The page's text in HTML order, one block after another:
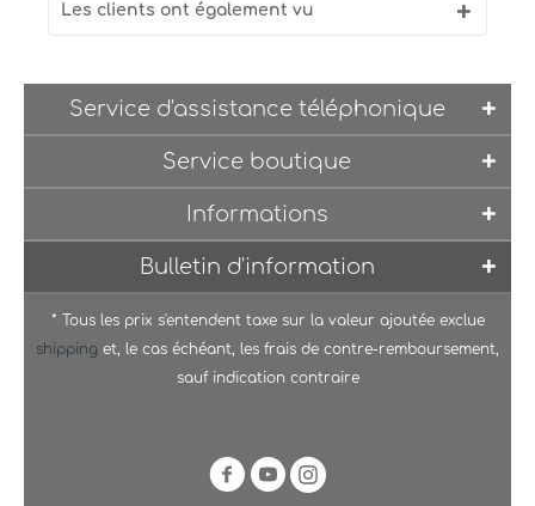
Les clients ont également vu
Service d'assistance téléphonique
Service boutique
Informations
Bulletin d'information
* Tous les prix s'entendent taxe sur la valeur ajoutée exclue
shipping et, le cas échéant, les frais de contre-remboursement,
sauf indication contraire